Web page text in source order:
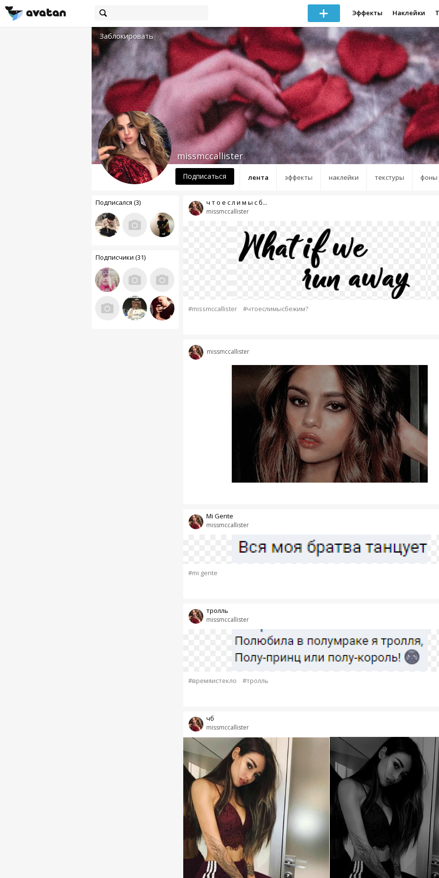
Эффекты Наклейки
Заблокировать
лента эффекты наклейки текстуры фоны
missmccallister
Подписаться
Подписался (3)
Подписчики (31)
missmccallister
ч т о е с л и м ы с б...
#missmccallister #чтоеслимысбежим?
missmccallister
missmccallister
Mi Gente
#mi gente
missmccallister
тролль
#времяистекло #тролль
missmccallister
чб